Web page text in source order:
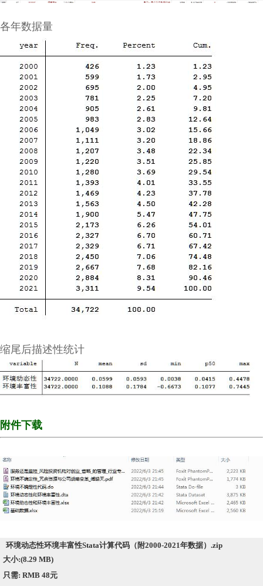
各年数据量
缩尾后描述性统计
附件下载
环境动态性环境丰富性Stata计算代码（附2000-2021年数据）.zip
大小:(8.29 MB)
只需: RMB 48元